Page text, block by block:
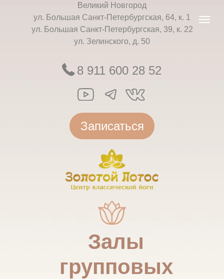
8 911 600 28 52
Великий Новгород
ул. Большая Санкт-Петербургская, 64, к. 1
ул. Большая Санкт-Петербургская, 39, к. 22
ул. Зелинского, д. 50
Записаться
Залы
групповых